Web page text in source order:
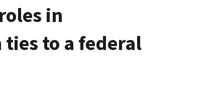
in
to a federal